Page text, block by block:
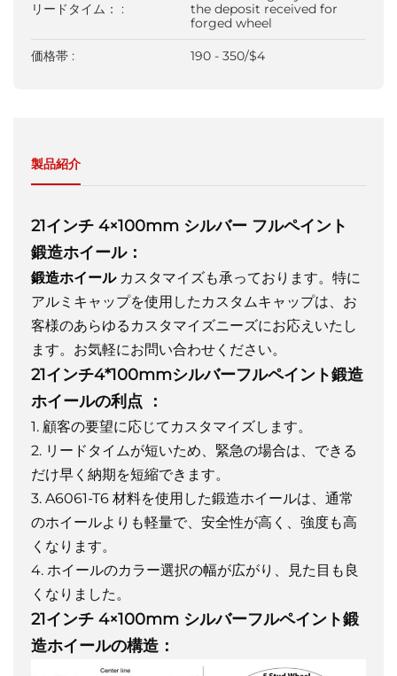
リードタイム： :
the deposit received for
forged wheel
価格帯 : 190 - 350/$4
製品紹介
21インチ 4×100mm シルバー フルペイント
鍛造ホイール：
鍛造ホイール カスタマイズも承っております。特に
アルミキャップを使用したカスタムキャップは、お
客様のあらゆるカスタマイズニーズにお応えいたし
ます。お気軽にお問い合わせください。
21インチ4*100mmシルバーフルペイント鍛造
ホイールの利点
：
1. 顧客の要望に応じてカスタマイズします。
2. リードタイムが短いため、緊急の場合は、できる
だけ早く納期を短縮できます。
3. A6061-T6 材料を使用した鍛造ホイールは、通常
のホイールよりも軽量で、安全性が高く、強度も高
くなります。
4. ホイールのカラー選択の幅が広がり、見た目も良
くなりました。
21インチ 4×100mm シルバーフルペイント鍛
造ホイールの構造：